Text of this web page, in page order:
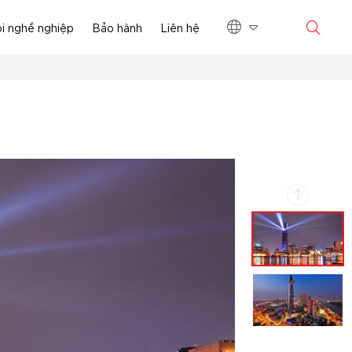
nghề nghiệp Bảo hành Liên hệ